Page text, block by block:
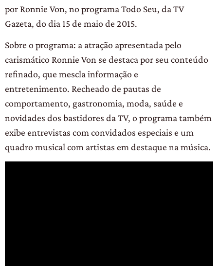
por Ronnie Von, no programa Todo Seu, da TV
Gazeta, do dia 15 de maio de 2015.
Sobre o programa: a atração apresentada pelo
carismático Ronnie Von se destaca por seu conteúdo
refinado, que mescla informação e
entretenimento. Recheado de pautas de
comportamento, gastronomia, moda, saúde e
novidades dos bastidores da TV, o programa também
exibe entrevistas com convidados especiais e um
quadro musical com artistas em destaque na música.